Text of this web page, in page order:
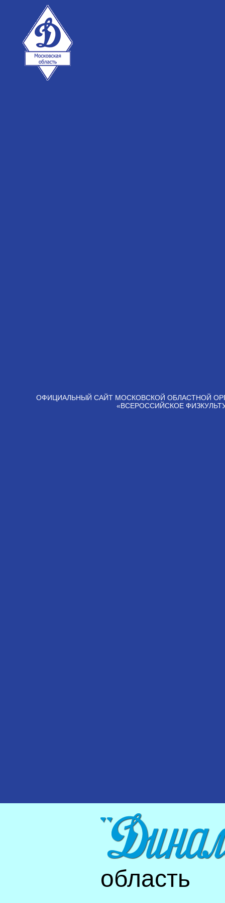
ОФИЦИАЛЬНЫЙ САЙТ МОСКОВСКОЙ ОБЛАСТНОЙ
«ВСЕРОССИЙСКОЕ
область